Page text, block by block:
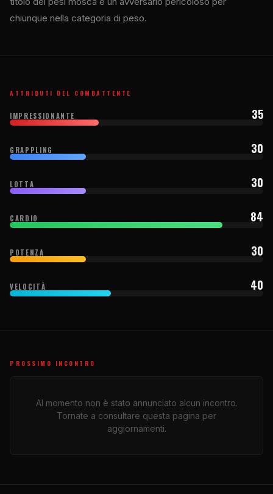
chiunque nella categoria di peso.
ATTRIBUTI DEL COMBATTENTE
IMPRESSIONANTE 35
GRAPPLING 30
LOTTA 30
CARDIO 84
POTENZA 30
VELOCITÀ 40
PROSSIMO INCONTRO
Al momento non è stato annunciato alcun incontro.
Tornate a consultare questa pagina per
aggiornamenti.